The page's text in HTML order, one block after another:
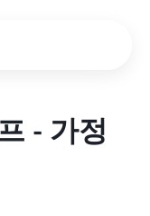
- 가정
- 가정